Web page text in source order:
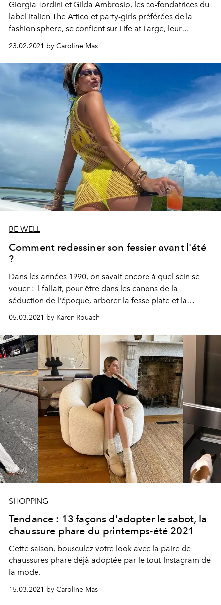
Giorgia Tordini et Gilda Ambrosio, les co-fondatrices du
label italien The Attico et party-girls préférées de la
fashion sphere, se confient sur Life at Large, leur
duty et genderless.
23.02.2021 by Caroline Mas
BE WELL
Comment redessiner son fessier avant l'été
?
Dans les années 1990, on savait encore à quel sein se
vouer : il fallait, pour être dans les canons de la
séduction de l'époque, arborer la fesse plate et la
tout en volumes, prendre leur revanche. Sur Instagram,
les belfies (selfies de fesses) se font légion, les
opérations d'implants fessiers sont en hausse, et twerk et
squats sont devenus le nouveau yoga. Vous êtes
larguées ? L'OFFICIEL a consulté 3 experts en la matière
qui nous donnent la marche à suivre pour un fessier
2021.
05.03.2021 by Karen Rouach
SHOPPING
Tendance : 13 façons d'adopter le sabot, la
chaussure phare du printemps-été 2021
Cette saison, bousculez votre look avec la paire de
chaussures phare déjà adoptée par le tout-Instagram de
la mode.
15.03.2021 by Caroline Mas